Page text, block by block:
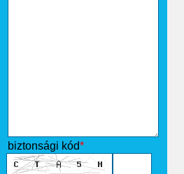
biztonsági kód*